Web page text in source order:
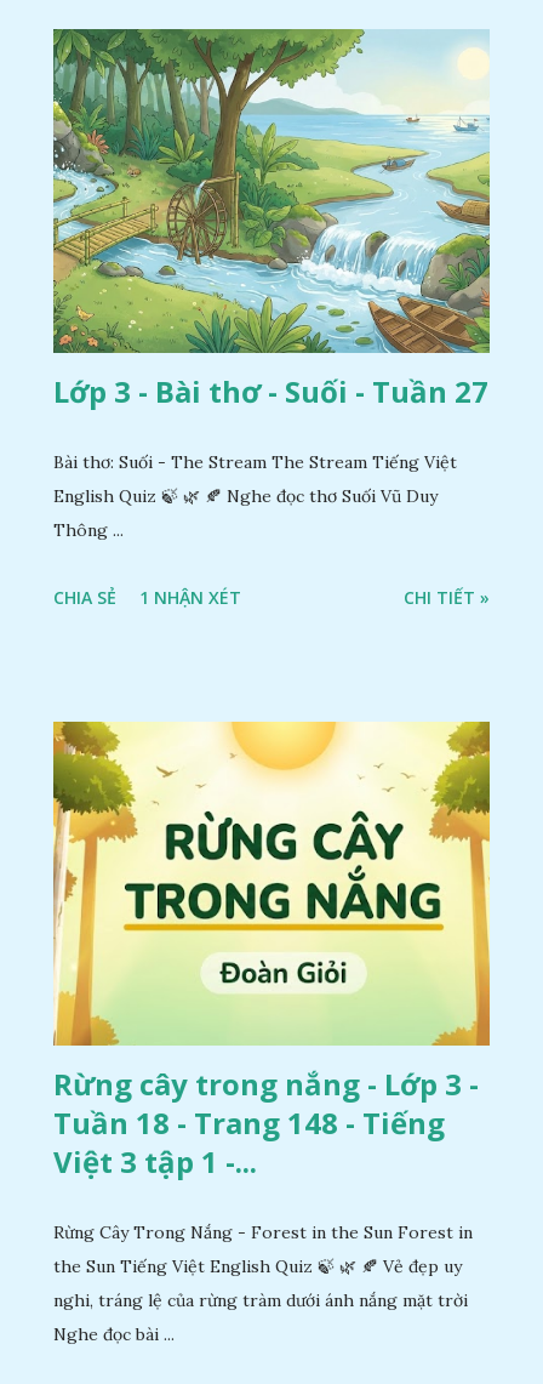
Lớp 3 - Bài thơ - Suối - Tuần 27
Bài thơ: Suối - The Stream The Stream Tiếng Việt
English Quiz 🍃 🌿 🍂 Nghe đọc thơ Suối Vũ Duy
Thông ...
CHIA SẺ 1 NHẬN XÉT CHI TIẾT »
Rừng cây trong nắng - Lớp 3 -
Tuần 18 - Trang 148 - Tiếng
Việt 3 tập 1 -...
Rừng Cây Trong Nắng - Forest in the Sun Forest in
the Sun Tiếng Việt English Quiz 🍃 🌿 🍂 Vẻ đẹp uy
nghi, tráng lệ của rừng tràm dưới ánh nắng mặt trời
Nghe đọc bài ...